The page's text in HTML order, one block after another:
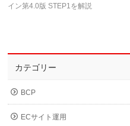
イン第4.0版 STEP1を解説
カテゴリー
BCP
ECサイト運用